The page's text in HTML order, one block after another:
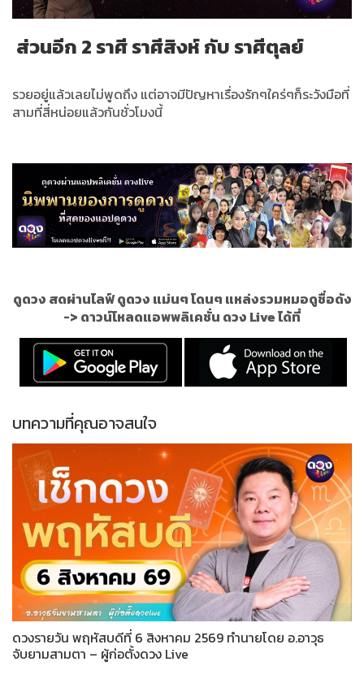
ส่วนอีก 2 ราศี ราศีสิงห์ กับ ราศีตุลย์
รวยอยู่แล้วเลยไม่พูดถึง แต่อาจมีปัญหาเรื่องรักๆใคร่ๆก็ระวังมือที่
สามที่สี่หน่อยแล้วกันชั่วโมงนี้
ดูดวง สดผ่านไลฟ์ ดูดวง แม่นๆ โดนๆ แหล่งรวมหมอดูชื่อดัง
-> ดาวน์โหลดแอพพลิเคชั่น ดวง Live ได้ที่
บทความที่คุณอาจสนใจ
ดวงรายวัน พฤหัสบดีที่ 6 สิงหาคม 2569 ทำนายโดย อ.อาวุธ
จับยามสามตา – ผู้ก่อตั้งดวง Live